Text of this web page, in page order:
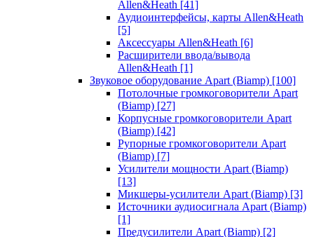
Allen&Heath [41]
Аудиоинтерфейсы, карты Allen&Heath
[5]
Аксессуары Allen&Heath [6]
Расширители ввода/вывода
Allen&Heath [1]
Звуковое оборудование Apart (Biamp) [100]
Потолочные громкоговорители Apart
(Biamp) [27]
Корпусные громкоговорители Apart
(Biamp) [42]
Рупорные громкоговорители Apart
(Biamp) [7]
Усилители мощности Apart (Biamp)
[13]
Микшеры-усилители Apart (Biamp) [3]
Источники аудиосигнала Apart (Biamp)
[1]
Предусилители Apart (Biamp) [2]